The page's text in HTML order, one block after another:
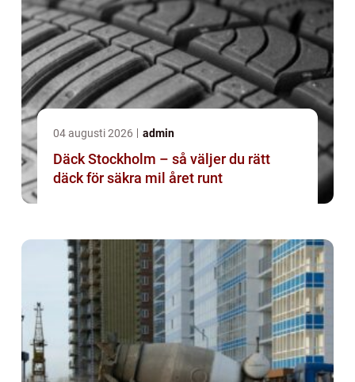
04 augusti 2026 admin
Däck Stockholm – så väljer du rätt
däck för säkra mil året runt